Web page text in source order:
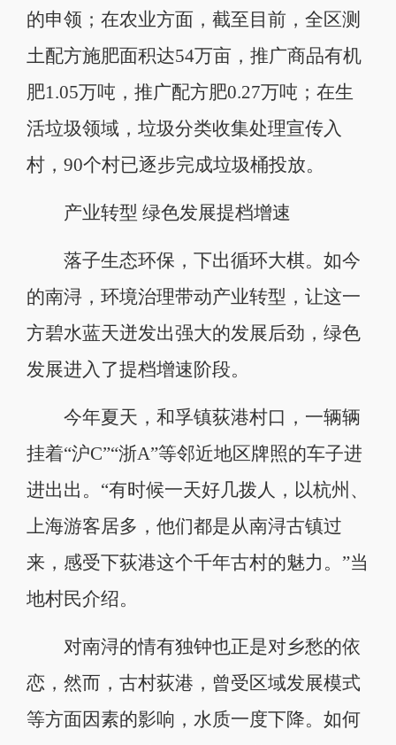
的申领；在农业方面，截至目前，全区测
土配方施肥面积达54万亩，推广商品有机
肥1.05万吨，推广配方肥0.27万吨；在生
活垃圾领域，垃圾分类收集处理宣传入
村，90个村已逐步完成垃圾桶投放。
产业转型 绿色发展提档增速
落子生态环保，下出循环大棋。如今
的南浔，环境治理带动产业转型，让这一
方碧水蓝天迸发出强大的发展后劲，绿色
发展进入了提档增速阶段。
今年夏天，和孚镇荻港村口，一辆辆
挂着“沪C”“浙A”等邻近地区牌照的车子进
进出出。“有时候一天好几拨人，以杭州、
上海游客居多，他们都是从南浔古镇过
来，感受下荻港这个千年古村的魅力。”当
地村民介绍。
对南浔的情有独钟也正是对乡愁的依
恋，然而，古村荻港，曾受区域发展模式
等方面因素的影响，水质一度下降。如何